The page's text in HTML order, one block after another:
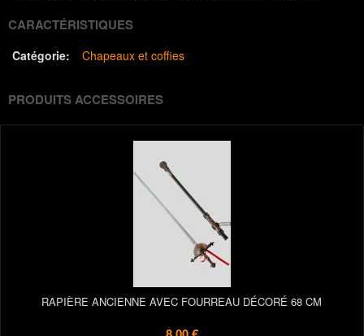
CARACTÉRISTIQUES
Catégorie: Chapeaux et coffies
PRODUITS ACCESSOIRES
RAPIÈRE ANCIENNE AVEC FOURREAU DÉCORÉ 68 CM